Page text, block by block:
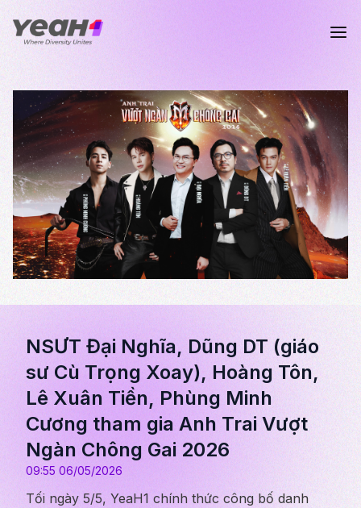
NSƯT Đại Nghĩa, Dũng DT (giáo
sư Cù Trọng Xoay), Hoàng Tôn,
Lê Xuân Tiền, Phùng Minh
Cương tham gia Anh Trai Vượt
Ngàn Chông Gai 2026
09:55 06/05/2026
Tối ngày 5/5, YeaH1 chính thức công bố danh